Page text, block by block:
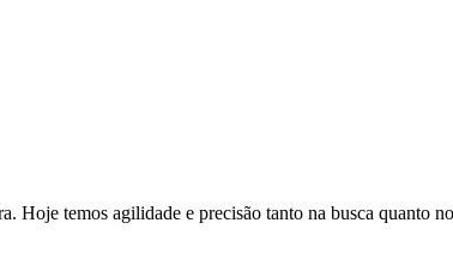
Hoje temos agilidade e precisão tanto na busca quanto